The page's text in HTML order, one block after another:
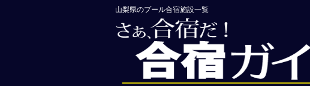
山梨県のプール合宿施設一覧